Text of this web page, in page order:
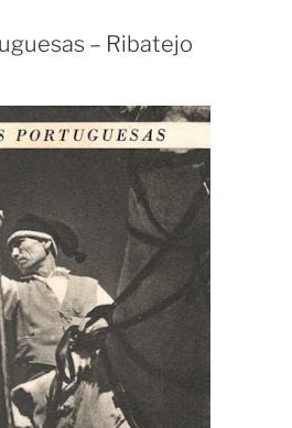
– Ribatejo